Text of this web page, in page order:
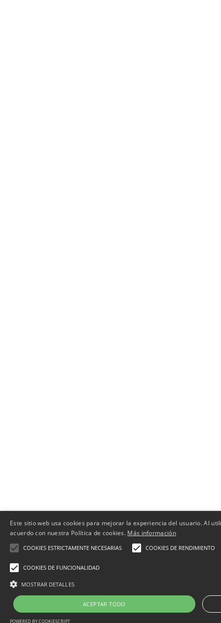
Este sitio web usa cookies para mejorar la experiencia del usuario. Al
acuerdo con nuestra Política de cookies. Más información
COOKIES ESTRICTAMENTE NECESARIAS COOKIES DE RENDIMIENTO
COOKIES DE FUNCIONALIDAD
MOSTRAR DETALLES
ACEPTAR TODO
POWERED BY COOKIESCRIPT